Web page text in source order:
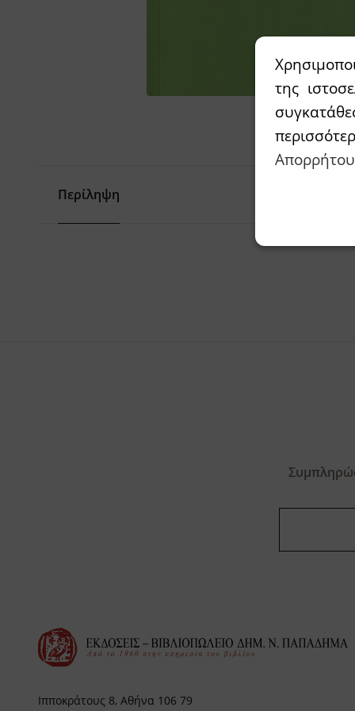
Περίληψη
Ιπποκράτους 8, Αθήνα 106 79
της
Απορρήτου